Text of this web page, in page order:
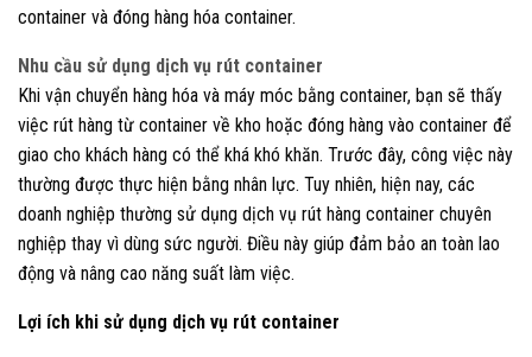
container và đóng hàng hóa container.
Nhu cầu sử dụng dịch vụ rút container
Khi vận chuyển hàng hóa và máy móc bằng container, bạn sẽ thấy
việc rút hàng từ container về kho hoặc đóng hàng vào container để
giao cho khách hàng có thể khá khó khăn. Trước đây, công việc này
thường được thực hiện bằng nhân lực. Tuy nhiên, hiện nay, các
doanh nghiệp thường sử dụng dịch vụ rút hàng container chuyên
nghiệp thay vì dùng sức người. Điều này giúp đảm bảo an toàn lao
động và nâng cao năng suất làm việc.
Lợi ích khi sử dụng dịch vụ rút container